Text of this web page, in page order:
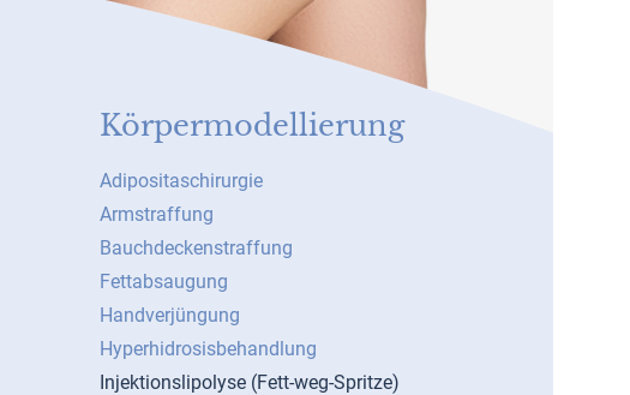
Körpermodellierung
Adipositaschirurgie
Armstraffung
Bauchdeckenstraffung
Fettabsaugung
Handverjüngung
Hyperhidrosisbehandlung
Injektionslipolyse (Fett-weg-Spritze)